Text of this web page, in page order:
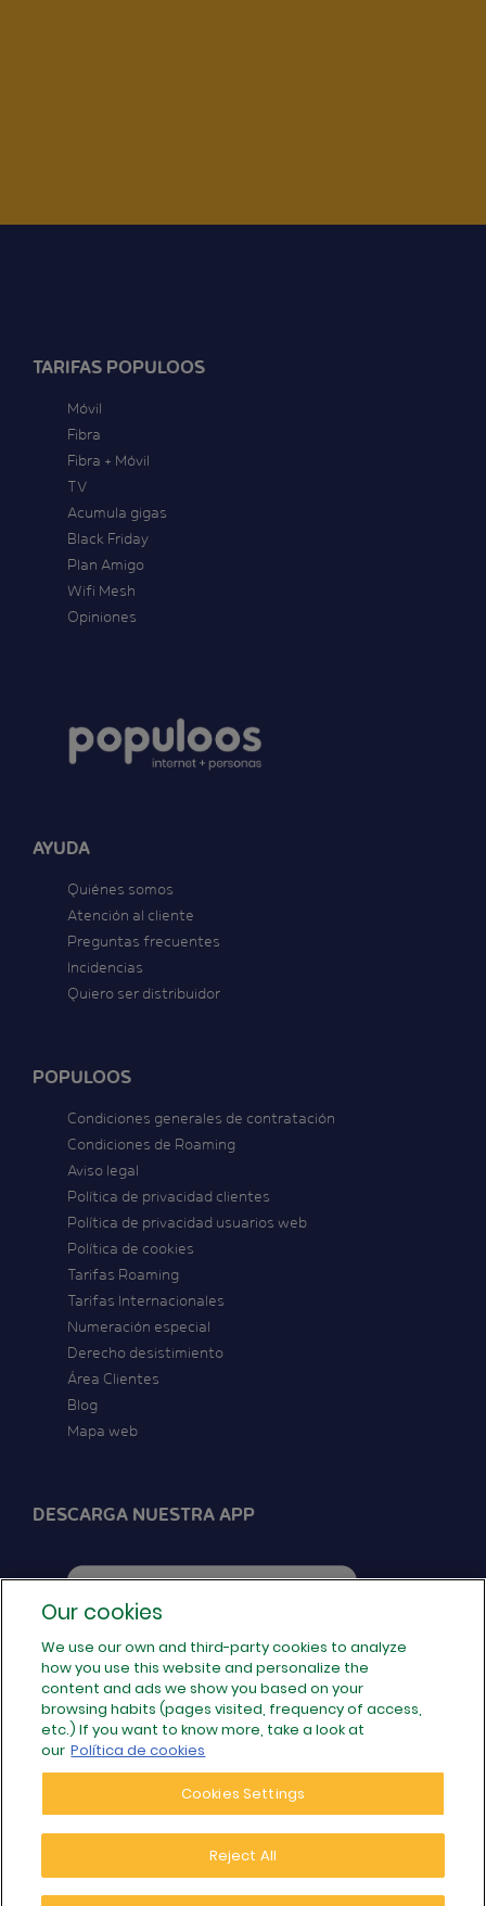
TARIFAS POPULOOS
Móvil
Fibra
Fibra + Móvil
TV
Acumula gigas
Black Friday
Plan Amigo
Wifi Mesh
Opiniones
AYUDA
Quiénes somos
Atención al cliente
Preguntas frecuentes
Incidencias
Quiero ser distribuidor
POPULOOS
Condiciones generales de contratación
Condiciones de Roaming
Aviso legal
Política de privacidad clientes
Política de privacidad usuarios web
Política de cookies
Tarifas Roaming
Tarifas Internacionales
Numeración especial
Derecho desistimiento
Área Clientes
Blog
Mapa web
DESCARGA NUESTRA APP
SÍGUENOS EN REDES
© 2026 Populoos · Tu operador de internet local de
Our cookies
We use our own and third-party cookies to analyze
how you use this website and personalize the
content and ads we show you based on your
browsing habits (pages visited, frequency of access,
etc.) If you want to know more, take a look at
our Política de cookies
Cookies Settings
Reject All